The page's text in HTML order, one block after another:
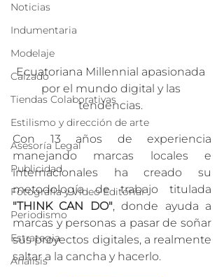
Noticias
Indumentaria
Modelaje
Calzado
Tiendas Colaborativas
Estilismo y dirección de arte
Asesoría Legal
Publicidad
Fotografía y Video Editorial
Periodismo
Estrategia
Análisis
Ecuatoriana Millennial apasionada
por el mundo digital y las
tendencias.
Con 13 años de experiencia
manejando marcas locales e
internacionales ha creado su
"THINK CAN DO", donde ayuda a
marcas y personas a pasar de soñar
sus proyectos digitales, a realmente
saltar a la cancha y hacerlo.